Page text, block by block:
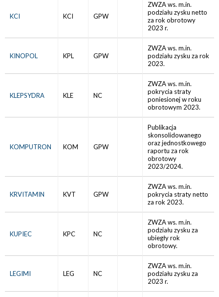
KCI KCI GPW
ZWZA ws. m.in.
podziału zysku netto
za rok obrotowy
2023 r.
KINOPOL KPL GPW
ZWZA ws. m.in.
podziału zysku za rok
2023.
KLEPSYDRA KLE NC
ZWZA ws. m.in.
pokrycia straty
poniesionej w roku
obrotowym 2023.
KOMPUTRON KOM GPW
Publikacja
skonsolidowanego
oraz jednostkowego
raportu za rok
obrotowy
2023/2024.
KRVITAMIN KVT GPW
ZWZA ws. m.in.
pokrycia straty netto
za rok 2023.
KUPIEC KPC NC
ZWZA ws. m.in.
podziału zysku za
ubiegły rok
obrotowy.
LEGIMI LEG NC
ZWZA ws. m.in.
podziału zysku za
2023 r.